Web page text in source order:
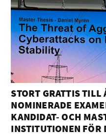
STORT GRATTIS TILL
NOMINERADE
KANDIDAT- OCH
INSTITUTIONEN FÖR